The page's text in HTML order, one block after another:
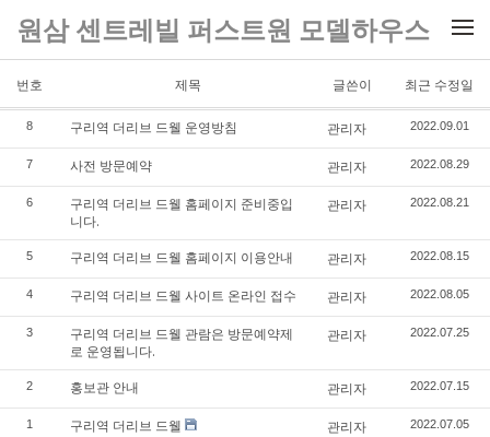
메뉴 건너뛰기
원삼 센트레빌 퍼스트원 모델하우스
번호 제목 글쓴이 최근 수정일
8 구리역 더리브 드웰 운영방침 관리자 2022.09.01
7 사전 방문예약 관리자 2022.08.29
6
구리역 더리브 드웰 홈페이지 준비중입
니다.
관리자 2022.08.21
5 구리역 더리브 드웰 홈페이지 이용안내 관리자 2022.08.15
4 구리역 더리브 드웰 사이트 온라인 접수 관리자 2022.08.05
3
구리역 더리브 드웰 관람은 방문예약제
로 운영됩니다.
관리자 2022.07.25
2 홍보관 안내 관리자 2022.07.15
1 구리역 더리브 드웰 관리자 2022.07.05